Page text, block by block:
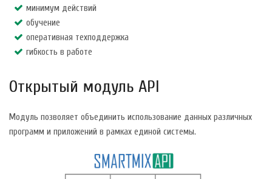
минимум действий
обучение
оперативная техподдержка
гибкость в работе
Открытый модуль API
Модуль позволяет объединить использование данных различных
программ и приложений в рамках единой системы.